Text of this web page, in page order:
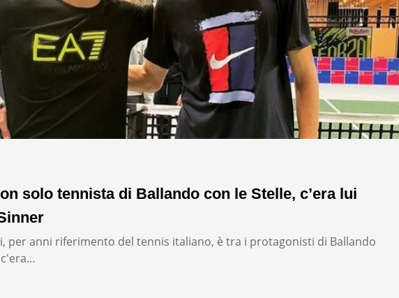
solo tennista di Ballando con le Stelle, c’era lui
per anni riferimento del tennis italiano, è tra i protagonisti di Ballando